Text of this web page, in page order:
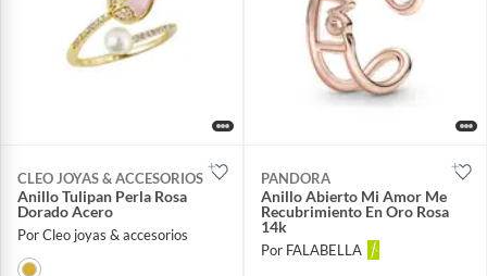
CLEO JOYAS & ACCESORIOS
Anillo Tulipan Perla Rosa
Dorado Acero
Por Cleo joyas & accesorios
PANDORA
Anillo Abierto Mi Amor Me
Recubrimiento En Oro Rosa
14k
Por FALABELLA